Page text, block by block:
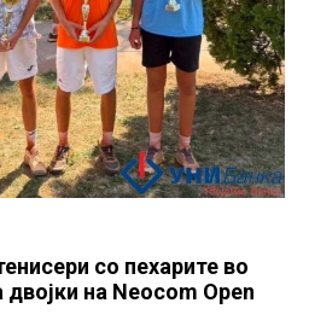
со пехарите во
двојки на Neocom Open